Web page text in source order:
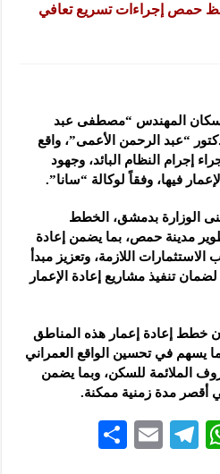
حمص إجراءات تسريع تعافي
المهندس “مصطفى عبد
“عبد الرحمن الأعمى”، واقع
إجرام النظام البائد، وجهود
فيها، وفقاً لوكالة “سانا”.
الوزارة بدمشق، الخطط
مدينة حمص، بما يضمن إعادة
اللازمة، وتعزيز مبدأ
لضمان تنفيذ مشاريع إعادة الإعمار
خطط إعادة إعمار هذه المناطق
يسهم في تحسين الواقع العمراني
الملائمة للسكن، وبما يضمن
أقصر مدة زمنية ممكنة.
W
Te
E